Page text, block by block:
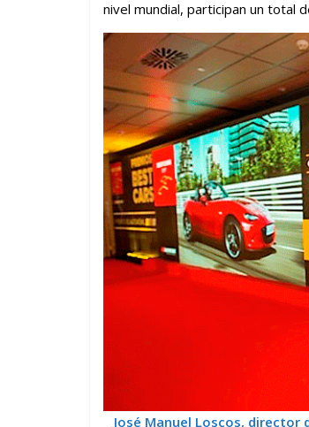
nivel mundial, participan un total
José Manuel Loscos, director